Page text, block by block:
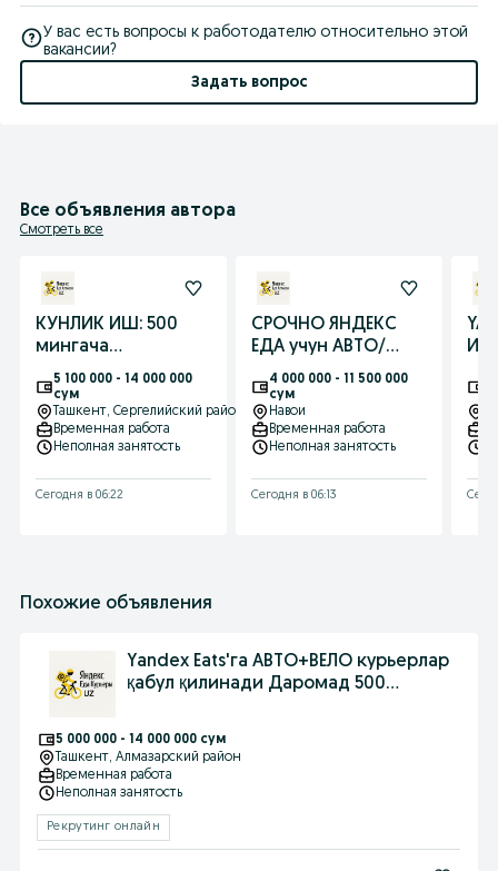
У вас есть вопросы к работодателю относительно этой
вакансии?
Задать вопрос
Все объявления автора
Смотреть все
КУНЛИК ИШ: 500
мингача
ДАРОМАД+БОНУС
Яндекс Авто/Вело
курьер бўлинг
5 100 000 - 14 000 000
сум
Ташкент, Сергелийский район
Временная работа
Неполная занятость
Сегодня в 06:22
СРОЧНО ЯНДЕКС
ЕДА учун АВТО/
ВЕЛО/ПИЕДА курьер
керак Эркин
график+БОНУС
4 000 000 - 11 500 000
сум
Навои
Временная работа
Неполная занятость
Сегодня в 06:13
ИШ
Похожие объявления
Yandex Eats'га АВТО+ВЕЛО курьерлар
қабул қилинади Даромад 500
5 000 000 - 14 000 000 сум
Ташкент, Алмазарский район
Временная работа
Неполная занятость
Рекрутинг онлайн